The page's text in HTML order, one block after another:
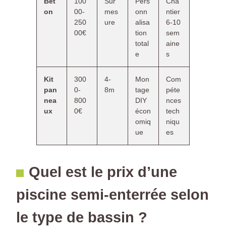
on
00-
250
00€
mes
ure
onn
alisa
tion
total
e
ntier
6-10
sem
aine
s
Kit
pan
nea
ux
300
0-
800
0€
4-
8m
Mon
tage
DIY
écon
omiq
ue
Com
péte
nces
tech
niqu
es
Quel est le prix d’une
piscine semi-enterrée selon
le type de bassin ?